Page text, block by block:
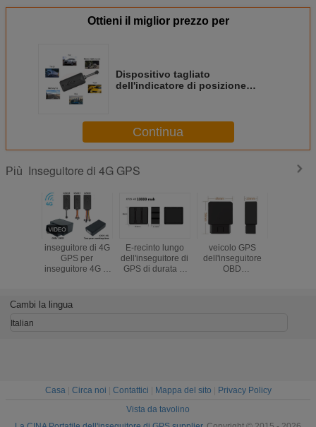
Ottieni il miglior prezzo per
Dispositivo tagliato
dell'indicatore di posizione
il App libero
Continua
Più Inseguitore di 4G GPS
inseguitore di 4G
GPS per
inseguitore 4G di
batteria del
magnete senza fili
E-recinto lungo
dell'inseguitore di
GPS di durata di
veicolo GPS
dell'inseguitore
OBD
Cambi la lingua
Italian
Casa| Circa noi Contattici Mappa del sito
Privacy Policy
Vista da tavolino